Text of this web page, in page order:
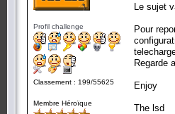
Profil challenge
Classement : 199/55625
Membre Héroïque
Le sujet
Pour
Regarde
Enjoy
The lsd